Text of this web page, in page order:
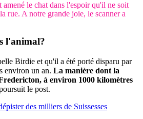
le chat dans l'espoir qu'il ne soit
rue. A notre grande joie, le scanner a
l'animal?
Birdie et qu'il a été porté disparu par
environ un an. La manière dont la
à environ 1000 kilomètres
le post.
des milliers de Suissesses